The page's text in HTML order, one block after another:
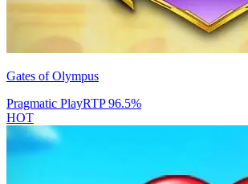
Gates of Olympus
Pragmatic PlayRTP96.5%
HOT